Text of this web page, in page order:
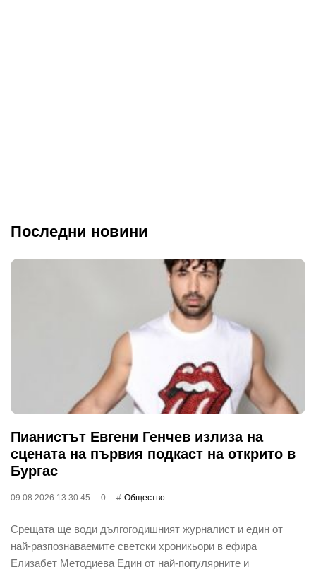
Последни новини
Пианистът Евгени Генчев излиза на
сцената на първия подкаст на открито в
Бургас
09.08.2026 13:30:45 0 Общество
Срещата ще води дългогодишният журналист и един от
най-разпознаваемите светски хроникьори в ефира
Елизабет Методиева Един от най-популярните и